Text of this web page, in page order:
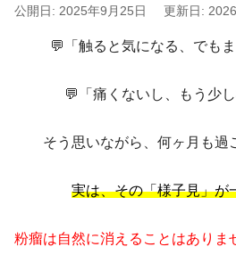
公開日: 2025年9月25日 更新日:
💬「触ると気になる、でも
💬「痛くないし、もう少
そう思いながら、何ヶ月も過
実は、その「様子見」が
粉瘤は自然に消えることはありま